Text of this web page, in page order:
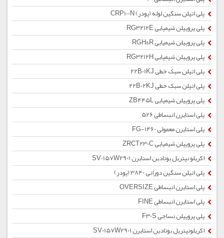
پلی اتیلن سنگین لوله (پودر) CRP100N
پلی پروپیلن شیمیایی RG3212E
پلی پروپیلن شیمیایی RGH&R
پلی پروپیلن شیمیایی RG3212H
پلی اتیلن سبک خطی 22B01KJ
پلی اتیلن سبک خطی 22B02KJ
پلی پروپیلن شیمیایی ZB445L
پلی استایرن انبساطی 526
پلی استایرن معمولی 1460-FG
پلی پروپیلن شیمیایی ZRCT230C
اکریلو نیتریل بوتادین استایرن SV0157W2901
پلی اتیلن سنگین دورانی 3840 (پودر)
پلی استایرن انبساطی OVERSIZE
پلی استایرن انبساطی FINE
پلی پروپیلن نساجی F30S
اکریلونیتریل بوتادین استایرن SV0157W2901